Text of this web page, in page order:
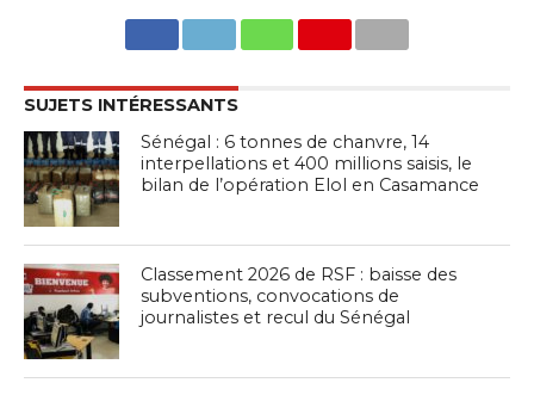
SUJETS INTÉRESSANTS
Sénégal : 6 tonnes de chanvre, 14
interpellations et 400 millions saisis, le
bilan de l’opération Elol en Casamance
Classement 2026 de RSF : baisse des
subventions, convocations de
journalistes et recul du Sénégal